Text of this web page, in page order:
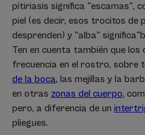
pitiriasis significa "escamas",
piel (es decir, esos trocitos de
desprenden) y "alba"
Ten en cuenta también que
frecuencia en el rostro, sobre
de la boca, las mejillas y la
en otras zonas del cuerpo,
pero, a diferencia de un
pliegues.